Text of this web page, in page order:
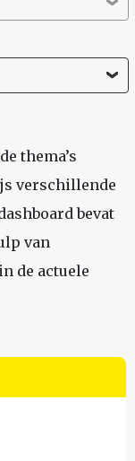
thema’s
verschillende
bevat
van
de actuele